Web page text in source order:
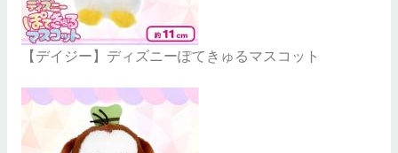
【デイジー】ディズニーぽてきゅるマスコット